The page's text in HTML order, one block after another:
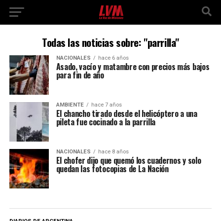
Todas las noticias sobre: "parrilla"
NACIONALES hace 6 años
Asado, vacío y matambre con precios más bajos
para fin de año
AMBIENTE hace 7 años
El chancho tirado desde el helicóptero a una
pileta fue cocinado a la parrilla
NACIONALES hace 8 años
El chofer dijo que quemó los cuadernos y solo
quedan las fotocopias de La Nación